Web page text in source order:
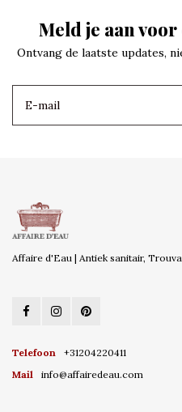
Meld je aan
Ontvang de laatste updates,
Affaire d'Eau | Antiek sanitair,
Telefoon
+31204220411
Mail
info@affairedeau.com